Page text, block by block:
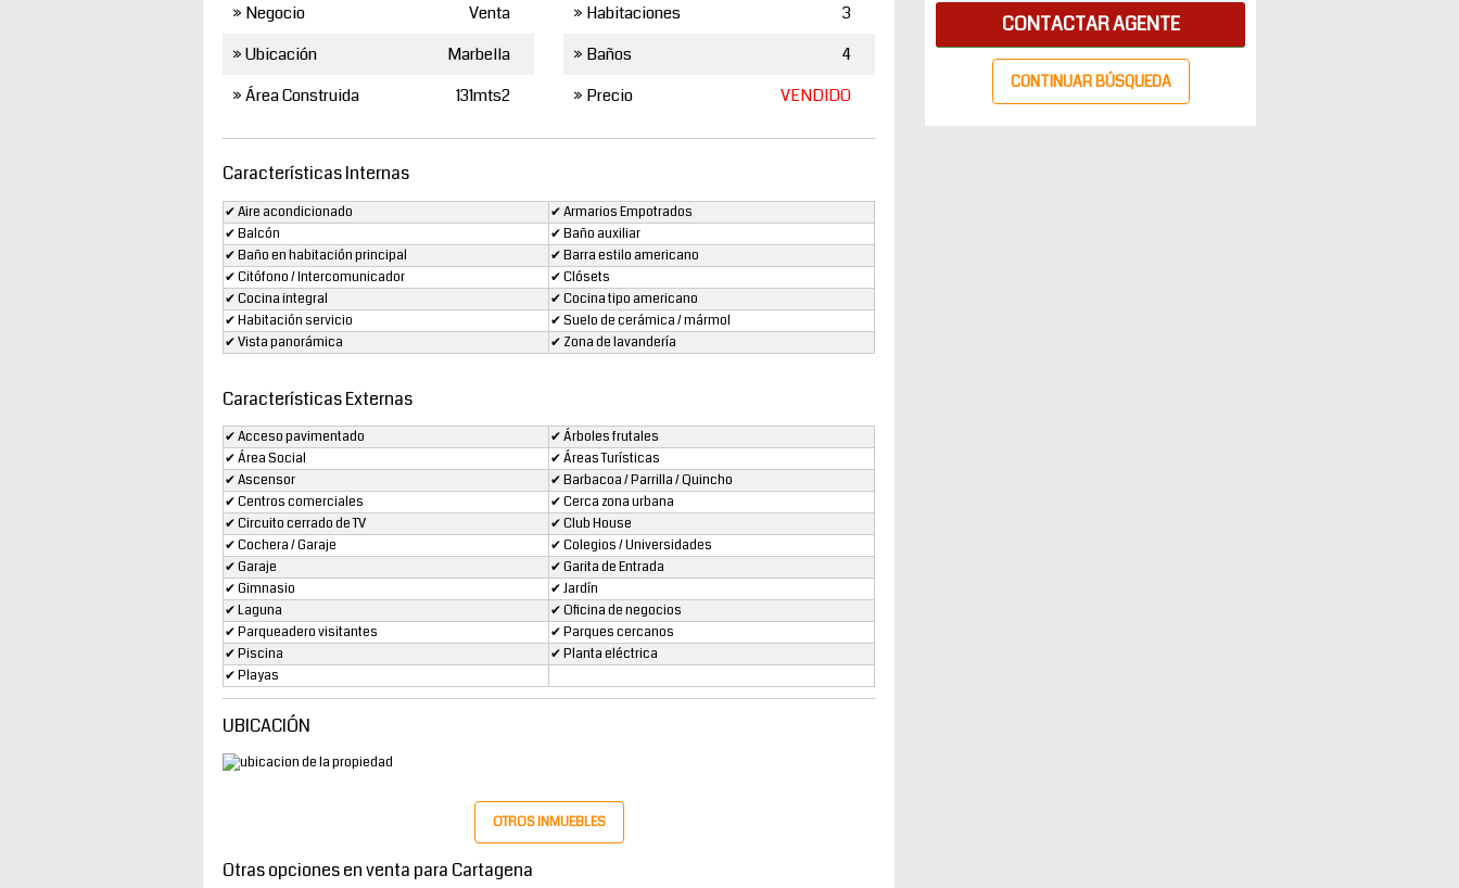
» Negocio
Venta
» Ubicación
Marbella
» Área Construida
131mts2
» Habitaciones
3
» Baños
4
» Precio
VENDIDO
Características Internas
✔ Aire acondicionado
✔ Armarios Empotrados
✔ Balcón
✔ Baño auxiliar
✔ Baño en habitación principal
✔ Barra estilo americano
✔ Citófono / Intercomunicador
✔ Clósets
✔ Cocina integral
✔ Cocina tipo americano
✔ Habitación servicio
✔ Suelo de cerámica / mármol
✔ Vista panorámica
✔ Zona de lavandería
Características Externas
✔ Acceso pavimentado
✔ Árboles frutales
✔ Área Social
✔ Áreas Turísticas
✔ Ascensor
✔ Barbacoa / Parrilla / Quincho
✔ Centros comerciales
✔ Cerca zona urbana
✔ Circuito cerrado de TV
✔ Club House
✔ Cochera / Garaje
✔ Colegios / Universidades
✔ Garaje
✔ Garita de Entrada
✔ Gimnasio
✔ Jardín
✔ Laguna
✔ Oficina de negocios
✔ Parqueadero visitantes
✔ Parques cercanos
✔ Piscina
✔ Planta eléctrica
✔ Playas
UBICACIÓN
OTROS INMUEBLES
Otras opciones en venta para Cartagena
CONTACTAR AGENTE
CONTINUAR BÚSQUEDA